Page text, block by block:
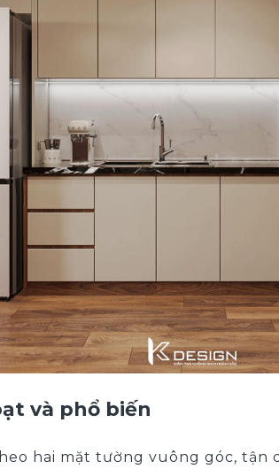
và phổ biến
hai mặt tường vuông góc, tận